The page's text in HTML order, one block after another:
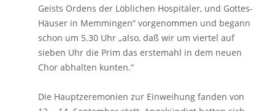
Geists Ordens der Löblichen Hospitäler, und Gottes-
Häuser in Memmingen“ vorgenommen und begann
schon um 5.30 Uhr „also, daß wir um viertel auf
sieben Uhr die Prim das erstemahl in dem neuen
Chor abhalten kunten.“
Die Hauptzeremonien zur Einweihung fanden von